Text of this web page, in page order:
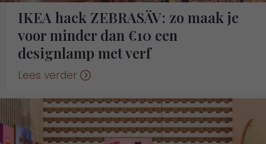
IKEA hack ZEBRASÄV: zo maak je
voor minder dan €10 een
designlamp met verf
Lees verder